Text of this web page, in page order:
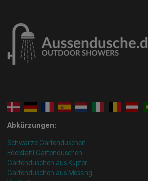
Abkürzungen:
Schwarze Gartenduschen
Edelstahl Gartenduschen
Gartenduschen aus Kupfer
Gartenduschen aus Messing